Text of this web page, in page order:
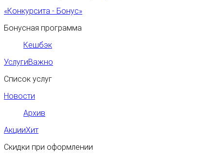
«Конкурсита - Бонус»
Бонусная программа
Кешбэк
УслугиВажно
Список услуг
Новости
Архив
АкцииХит
Скидки при оформлении